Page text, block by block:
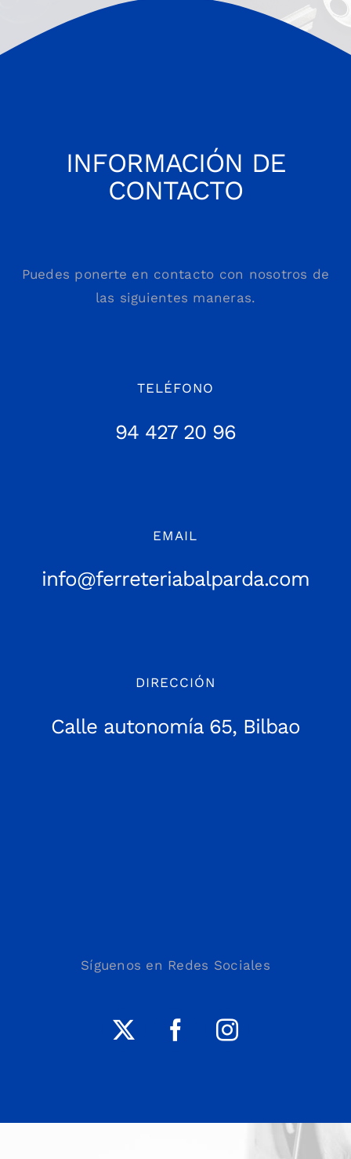
INFORMACIÓN DE
CONTACTO
Puedes ponerte en contacto con nosotros de
las siguientes maneras.
TELÉFONO
94 427 20 96
EMAIL
info@ferreteriabalparda.com
DIRECCIÓN
Calle autonomía 65, Bilbao
Síguenos en Redes Sociales